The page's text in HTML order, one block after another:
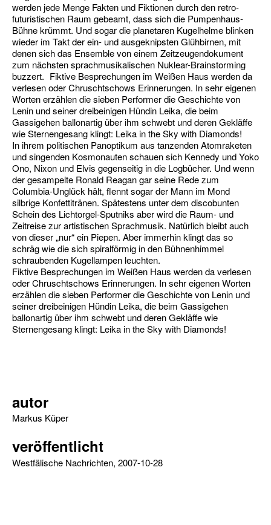
werden jede Menge Fakten und Fiktionen durch den retro-
futuristischen Raum gebeamt, dass sich die Pumpenhaus-
Bühne krümmt. Und sogar die planetaren Kugelhelme blinken
wieder im Takt der ein- und ausgeknipsten Glühbirnen, mit
denen sich das Ensemble von einem Zeitzeugendokument
zum nächsten sprachmusikalischen Nuklear-Brainstorming
buzzert. Fiktive Besprechungen im Weißen Haus werden da
verlesen oder Chruschtschows Erinnerungen. In sehr eigenen
Worten erzählen die sieben Performer die Geschichte von
Lenin und seiner dreibeinigen Hündin Leika, die beim
Gassigehen ballonartig über ihm schwebt und deren Gekläffe
wie Sternengesang klingt: Leika in the Sky with Diamonds!
In ihrem politischen Panoptikum aus tanzenden Atomraketen
und singenden Kosmonauten schauen sich Kennedy und Yoko
Ono, Nixon und Elvis gegenseitig in die Logbücher. Und wenn
der gesampelte Ronald Reagan gar seine Rede zum
Columbia-Unglück hält, flennt sogar der Mann im Mond
silbrige Konfettitränen. Spätestens unter dem discobunten
Schein des Lichtorgel-Sputniks aber wird die Raum- und
Zeitreise zur artistischen Sprachmusik. Natürlich bleibt auch
von dieser „nur“ ein Piepen. Aber immerhin klingt das so
schräg wie die sich spiralförmig in den Bühnenhimmel
schraubenden Kugellampen leuchten.
Fiktive Besprechungen im Weißen Haus werden da verlesen
oder Chruschtschows Erinnerungen. In sehr eigenen Worten
erzählen die sieben Performer die Geschichte von Lenin und
seiner dreibeinigen Hündin Leika, die beim Gassigehen
ballonartig über ihm schwebt und deren Gekläffe wie
Sternengesang klingt: Leika in the Sky with Diamonds!
autor
Markus Küper
veröffentlicht
Westfälische Nachrichten, 2007-10-28